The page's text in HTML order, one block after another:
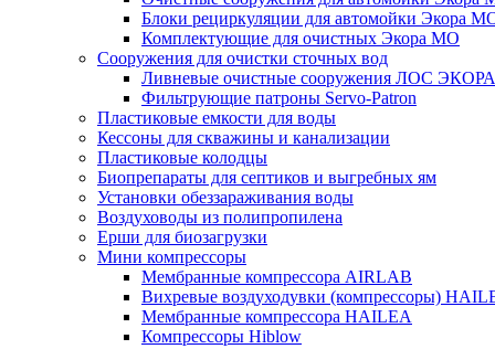
Блоки рециркуляции для автомойки Экора
Комплектующие для очистных Экора МО
Сооружения для очистки сточных вод
Ливневые очистные сооружения ЛОС ЭКОРА
Фильтрующие патроны Servo-Patron
Пластиковые емкости для воды
Кессоны для скважины и канализации
Пластиковые колодцы
Биопрепараты для септиков и выгребных ям
Установки обеззараживания воды
Воздуховоды из полипропилена
Ерши для биозагрузки
Мини компрессоры
Мембранные компрессора AIRLAB
Вихревые воздуходувки (компрессоры)
Мембранные компрессора HAILEA
Компрессоры Hiblow